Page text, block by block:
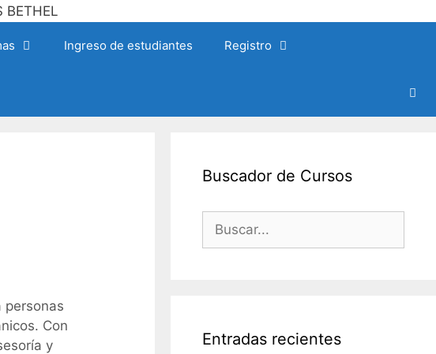
Ingreso de estudiantes Registro
personas
Con
y
Buscador de Cursos
Entradas recientes